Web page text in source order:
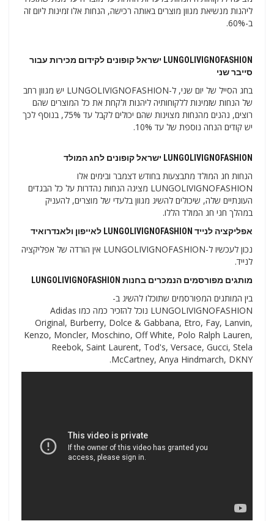
ליהנות מנשיאת מגוון מוצרים באותה רכישה, הנחות אלו זמינות ליום זה
ב-60%.
LUNGOLIVIGNOFASHION ישראל קופונים לקידום מכירות עבור
סייבר שני
בחג הסייל של יום שני, ל-LUNGOLIVIGNOFASHION יש מגוון רחב
של הנחות שזמינות ללקוחותיה ליהנות ולקחת את כל המוצרים שהם
רוצים, נהנים מהנחות מצוינות שהם יכולים לקבל עד 75%, בנוסף לכך
יש קודים הנחה נוספת של עד 10%.
LUNGOLIVIGNOFASHION ישראל קופונים לחג המולד
הנחות חג המולד מתבצעות בחודש דצמבר ובימים אלו
LUNGOLIVIGNOFASHION מציגה הנחות נהדרות על כל הבגדים
העונתיים שלה, שיכולים להשיג מגוון בלעדי של מוצרים, להעניק
במהלך חגי חג המולד הללו.
אפליקציה לנייד LUNGOLIVIGNOFASHION לאייפון ולאנדרואיד
נכון לעכשיו ל-LUNGOLIVIGNOFASHION אין הורדה של אפליקציה
לנייד.
מותגים מפורסמים הנמכרים בחנות LUNGOLIVIGNOFASHION
בין המותגים המפורסמים שתוכלו להשיג ב-
LUNGOLIVIGNOFASHION נוכל להזכיר כמה כמו Adidas
Original, Burberry, Dolce & Gabbana, Etro, Fay, Lanvin,
Kenzo, Moncler, Moschino, Off White, Polo Ralph Lauren,
Reebok, Saint Laurent, Tod's, Versace, Gucci, Stela
McCartney, Anya Hindmarch, DKNY.